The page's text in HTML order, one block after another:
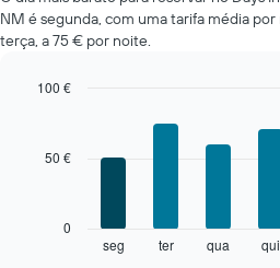
um
quarto
cada
gráfico
apresenta
abcissa.
NM é segunda, com uma tarifa média
terça, a 75 € por noite.
seg ter qua qui
0
50 €
100 €